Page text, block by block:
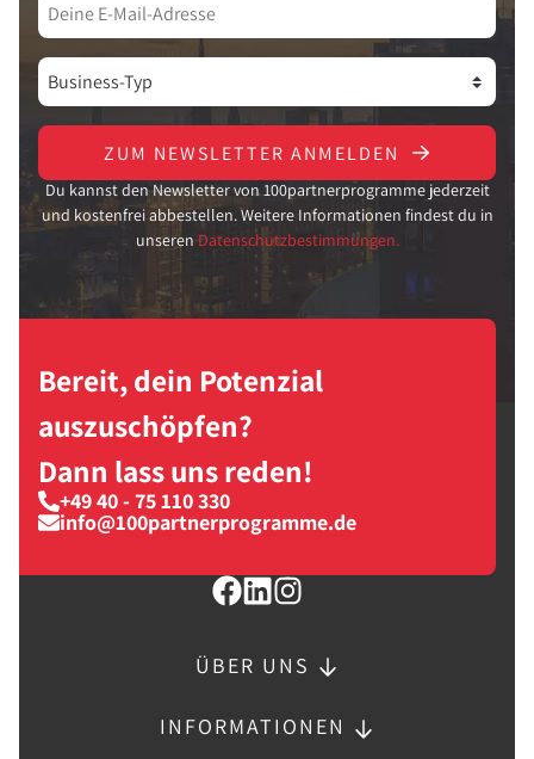
ZUM NEWSLETTER ANMELDEN
Du kannst den Newsletter von 100partnerprogramme jederzeit
und kostenfrei abbestellen. Weitere Informationen findest du in
unseren Datenschutzbestimmungen.
Bereit, dein Potenzial
auszuschöpfen?
Dann lass uns reden!
+49 40 - 75 110 330
info@100partnerprogramme.de
ÜBER UNS
INFORMATIONEN